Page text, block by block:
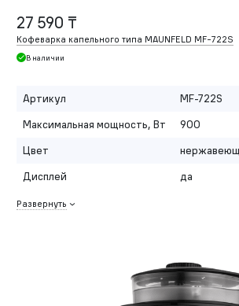
27 590 ₸
Кофеварка капельного типа MAUNFELD MF-722S
В наличии
Артикул
MF-722S
Максимальная мощность, Вт
900
Цвет
Дисплей
да
Развернуть